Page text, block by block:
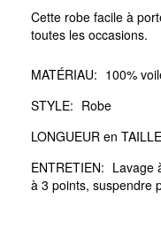
Cette robe facile à
toutes les occasions.
MATÉRIAU: 100%
STYLE: Robe
LONGUEUR en
ENTRETIEN: Lavage
à 3 points, suspendre